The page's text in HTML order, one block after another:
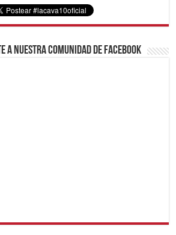
a nuestra comunidad de Facebook